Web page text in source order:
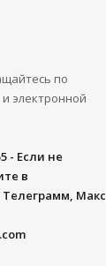
по
электронной
- Если не
в
Макс